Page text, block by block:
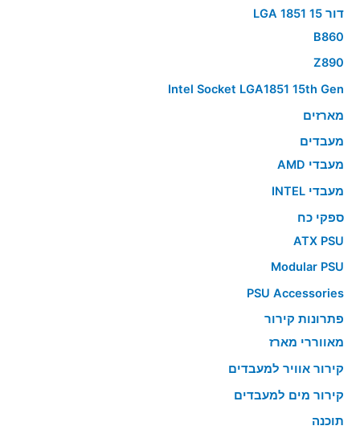
דור 15 LGA 1851
B860
Z890
Intel Socket LGA1851 15th Gen
מארזים
מעבדים
מעבדי AMD
מעבדי INTEL
ספקי כח
ATX PSU
Modular PSU
PSU Accessories
פתרונות קירור
מאווררי מארז
קירור אוויר למעבדים
קירור מים למעבדים
תוכנה